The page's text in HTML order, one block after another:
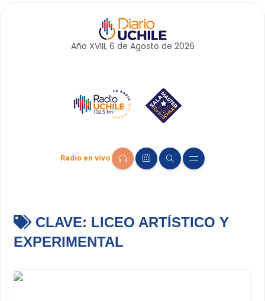
Año XVIII, 6 de Agosto de 2026
Radio en vivo
CLAVE: LICEO ARTÍSTICO Y
EXPERIMENTAL